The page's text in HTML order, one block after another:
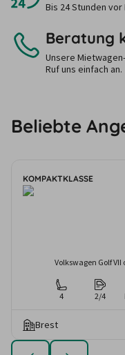
Bis 24 Stunden
Beratung
Unsere
Ruf uns einfach an.
Beliebte
KOMPAKTKLASSE
Volkswagen Golf
4 2/4
Brest